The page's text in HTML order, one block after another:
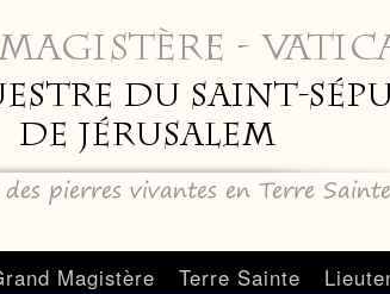
Magistère Terre Sainte